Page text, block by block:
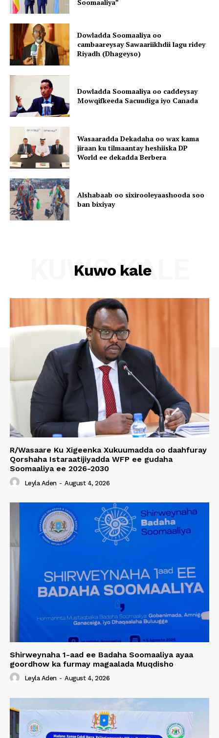
Soomaaliya”
Dowladda Soomaaliya oo
cambaareysay Sawaariikhdii lagu ridey
Riyadh (Dhageyso)
Dowladda Soomaaliya oo caddeysay
Mowqifkeeda Sacuudiga iyo Canada
Wasaaradda Dekadaha oo wax kama
jiraan ku tilmaantay heshiiska DP
World ee dekadda Berbera
Alshabaab oo sixirooleyaashooda soo
ban bixiyay
Kuwo kale
KUWO KALE
R/Wasaare Ku Xigeenka Xukuumadda oo daahfuray
Qorshaha Istaraatijiyadda WFP ee gudaha
Soomaaliya ee 2026-2030
Leyla Aden - August 4, 2026
Shirweynaha 1-aad ee Badaha Soomaaliya ayaa
goordhow ka furmay magaalada Muqdisho
Leyla Aden - August 4, 2026